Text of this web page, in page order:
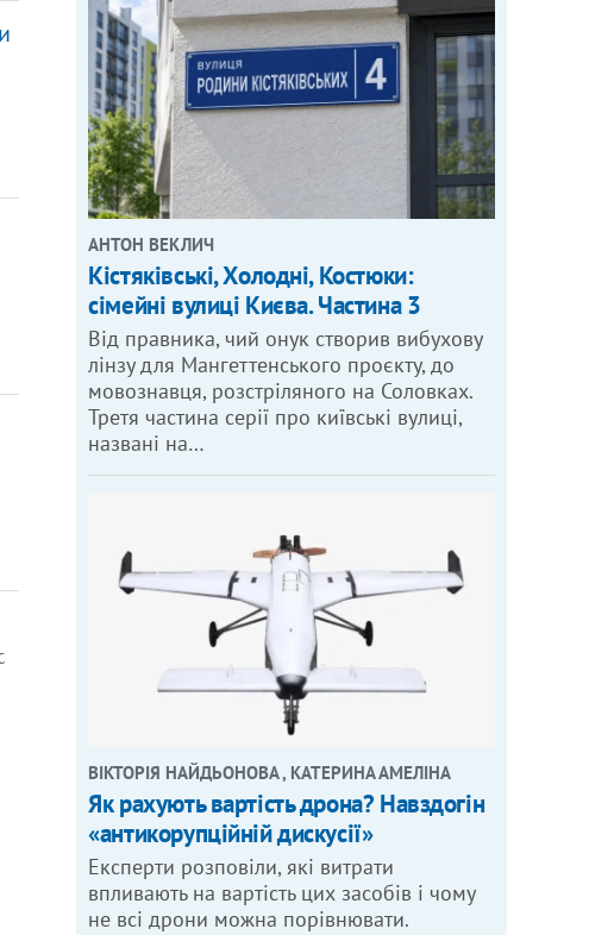
АНТОН ВЕКЛИЧ
Кістяківські, Холодні, Костюки:
сімейні вулиці Києва. Частина 3
Від правника, чий онук створив вибухову
лінзу для Мангеттенського проєкту, до
мовознавця, розстріляного на Соловках.
Третя частина серії про київські вулиці,
названі на…
ВІКТОРІЯ НАЙДЬОНОВА , КАТЕРИНА АМЕЛІНА
Як рахують вартість дрона? Навздогін
«антикорупційній дискусії»
Експерти розповіли, які витрати
впливають на вартість цих засобів і чому
не всі дрони можна порівнювати.